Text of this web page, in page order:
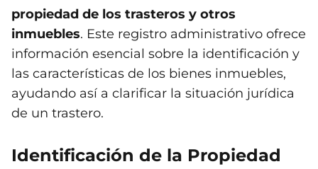
propiedad de los trasteros y otros
inmuebles. Este registro administrativo ofrece
información esencial sobre la identificación y
las características de los bienes inmuebles,
ayudando así a clarificar la situación jurídica
de un trastero.
Identificación de la Propiedad